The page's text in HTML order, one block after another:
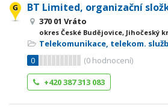
BT Limited, organizační
370 01 Vráto
okres České Budějovice, Jihočeský
Telekomunikace, telekom.
0
(0 hodnocení)
+420 387 313 083